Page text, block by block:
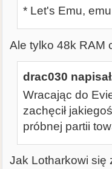
* Let's Emu,
Ale tylko 48k RAM
drac030
Wracając do
zachęcił
próbnej partii
Jak Lotharkowi się